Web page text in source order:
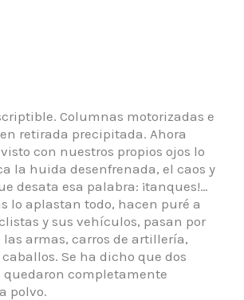
Columnas motorizadas e
retirada precipitada. Ahora
con nuestros propios ojos lo
la huida desenfrenada, el caos y
desata esa palabra: ¡tanques!…
lo aplastan todo, hacen puré a
y sus vehículos, pasan por
armas, carros de artillería,
Se ha dicho que dos
quedaron completamente
polvo.